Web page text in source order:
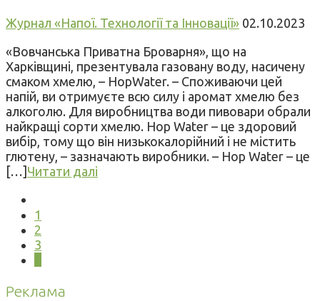
Журнал «Напої. Технології та Інновації» 02.10.2023
«Вовчанська Приватна Броварня», що на
Харківщині, презентувала газовану воду, насичену
смаком хмелю, – HopWater. – Споживаючи цей
напій, ви отримуєте всю силу і аромат хмелю без
алкоголю. Для виробництва води пивовари обрали
найкращі сорти хмелю. Hop Water – це здоровий
вибір, тому що він низькокалорійний і не містить
глютену, – зазначають виробники. – Hop Water – це
[…] Читати далі
1
2
3
Реклама